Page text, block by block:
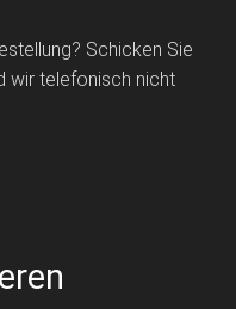
Schicken Sie
wir telefonisch nicht